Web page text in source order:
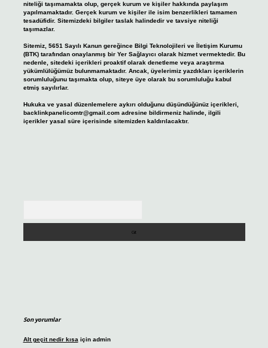
niteliği taşımamakta olup, gerçek kurum ve kişiler hakkında paylaşım
yapılmamaktadır. Gerçek kurum ve kişiler ile isim benzerlikleri tamamen
tesadüfidir. Sitemizdeki bilgiler taslak halindedir ve tavsiye niteliği
taşımazlar.
Sitemiz, 5651 Sayılı Kanun gereğince Bilgi Teknolojileri ve İletişim Kurumu
(BTK) tarafından onaylanmış bir Yer Sağlayıcı olarak hizmet vermektedir. Bu
nedenle, sitedeki içerikleri proaktif olarak denetleme veya araştırma
yükümlülüğümüz bulunmamaktadır. Ancak, üyelerimiz yazdıkları içeriklerin
sorumluluğunu taşımakta olup, siteye üye olarak bu sorumluluğu kabul
etmiş sayılırlar.
Hukuka ve yasal düzenlemelere aykırı olduğunu düşündüğünüz içerikleri,
backlinkpanelicomtr@gmail.comadresine bildirmeniz halinde, ilgili
içerikler yasal süre içerisinde sitemizden kaldırılacaktır.
Son yorumlar
Alt geçit nedir kısa için admin